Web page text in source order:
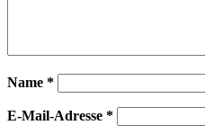
Name *
E-Mail-Adresse *